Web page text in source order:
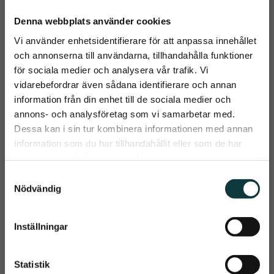
Denna webbplats använder cookies
Vi använder enhetsidentifierare för att anpassa innehållet
och annonserna till användarna, tillhandahålla funktioner
för sociala medier och analysera vår trafik. Vi
vidarebefordrar även sådana identifierare och annan
information från din enhet till de sociala medier och
annons- och analysföretag som vi samarbetar med.
Dessa kan i sin tur kombinera informationen med annan
information som du har tillhandahållit eller som de har
Nödvändig
Inställningar
Statistik
Supergriptygel
Edition by Christa
Svart supergriptygel med
stopper för bättre grepp.
Läderfinish i ändarna och i
mitten med silverspännen.
Med eleganta stendetaljer i
399kr
Nosgrimma
Edition by Christa
Låg nosgrimma i svart
engelskt läder med
silverspännen. Med
eleganta stendetaljer i rosa
eller blå nyanser på båda
629kr
Lägg
Prenumerera på Emmishopens
nyhetsbrev
Det allra senaste direkt i din inkorg